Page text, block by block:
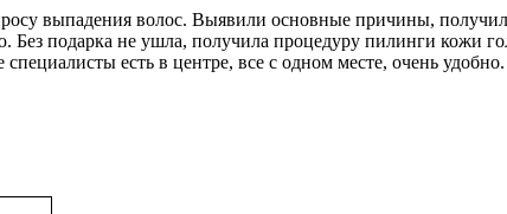
выпадения волос. Выявили основные причины,
Без подарка не ушла, получила процедуру пилинги кожи
есть в центре, все с одном месте, очень